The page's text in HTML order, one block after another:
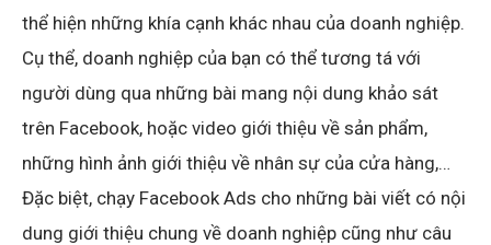
thể hiện những khía cạnh khác nhau của doanh nghiệp.
Cụ thể, doanh nghiệp của bạn có thể tương tá với
người dùng qua những bài mang nội dung khảo sát
trên Facebook, hoặc video giới thiệu về sản phẩm,
những hình ảnh giới thiệu về nhân sự của cửa hàng,…
Đặc biệt, chạy Facebook Ads cho những bài viết có nội
dung giới thiệu chung về doanh nghiệp cũng như câu